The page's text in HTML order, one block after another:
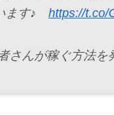
ます♪ https://t.co/
んが稼ぐ方法を